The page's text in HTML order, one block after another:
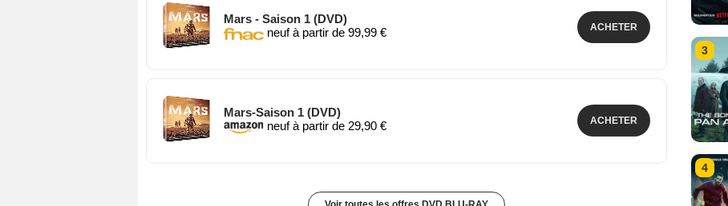
Mars - Saison 1 (DVD)
neuf à partir de 99,99 €
ACHETER
Mars-Saison 1 (DVD)
neuf à partir de 29,90 €
ACHETER
3
4